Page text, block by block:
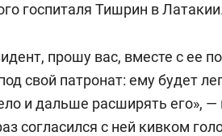
госпиталя Тишрин в
прошу вас, вместе с ее
свой патронат: ему будет
и дальше расширять его», —
согласился с ней кивком